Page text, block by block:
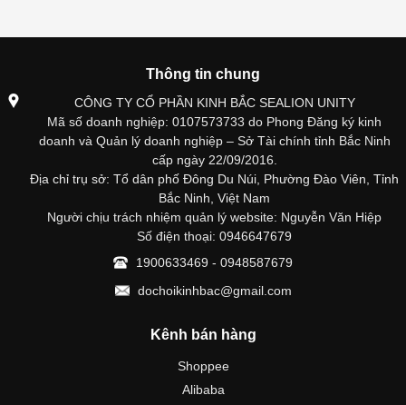
Thông tin chung
CÔNG TY CỔ PHẦN KINH BẮC SEALION UNITY
Mã số doanh nghiệp: 0107573733 do Phong Đăng ký kinh
doanh và Quản lý doanh nghiệp – Sở Tài chính tỉnh Bắc Ninh
cấp ngày 22/09/2016.
Địa chỉ trụ sở: Tổ dân phố Đông Du Núi, Phường Đào Viên, Tỉnh
Bắc Ninh, Việt Nam
Người chịu trách nhiệm quản lý website: Nguyễn Văn Hiệp
Số điện thoại: 0946647679
1900633469 - 0948587679
dochoikinhbac@gmail.com
Kênh bán hàng
Shoppee
Alibaba